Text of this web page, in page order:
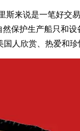
来说是一笔好交
保护生产船只和
人欣赏、热爱和珍